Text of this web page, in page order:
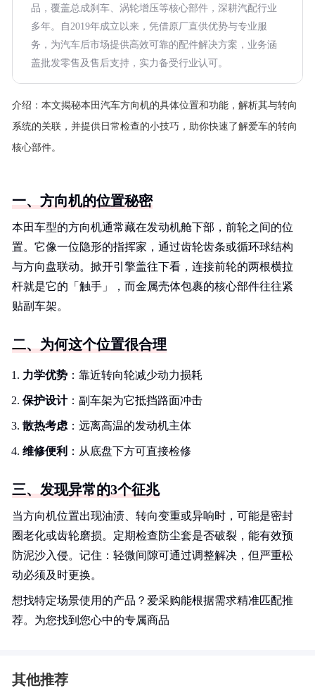
品，覆盖总成刹车、涡轮增压等核心部件，深耕汽配行业
多年。自2019年成立以来，凭借原厂直供优势与专业服
务，为汽车后市场提供高效可靠的配件解决方案，业务涵
盖批发零售及售后支持，实力备受行业认可。
介绍： 本文揭秘本田汽车方向机的具体位置和功能，解析其与转向
系统的关联，并提供日常检查的小技巧，助你快速了解爱车的转向
核心部件。
一、方向机的位置秘密
本田车型的方向机通常藏在发动机舱下部，前轮之间的位
置。它像一位隐形的指挥家，通过齿轮齿条或循环球结构
与方向盘联动。掀开引擎盖往下看，连接前轮的两根横拉
杆就是它的「触手」，而金属壳体包裹的核心部件往往紧
贴副车架。
二、为何这个位置很合理
力学优势 ：靠近转向轮减少动力损耗
保护设计：副车架为它抵挡路面冲击
散热考虑 ：远离高温的发动机主体
维修便利 ：从底盘下方可直接检修
三、发现异常的3个征兆
当方向机位置出现油渍、转向变重或异响时，可能是密封
圈老化或齿轮磨损。定期检查防尘套是否破裂，能有效预
防泥沙入侵。记住：轻微间隙可通过调整解决，但严重松
动必须及时更换。
想找特定场景使用的产品？爱采购能根据需求精准匹配推
荐。为您找到您心中的专属商品
其他推荐